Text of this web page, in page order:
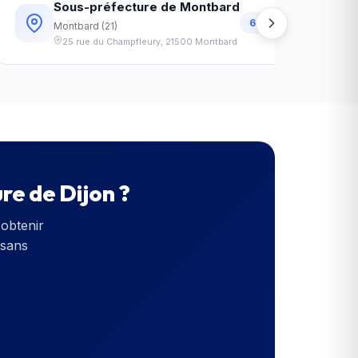
Sous-préfecture de Montbard
Montbard (21)
25 rue du Champfleury, 21500 Montbard
62 km
de Dijon?